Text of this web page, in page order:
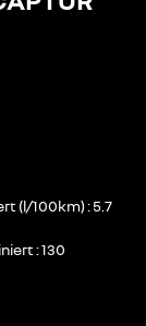
(l/100km) 5.7
130